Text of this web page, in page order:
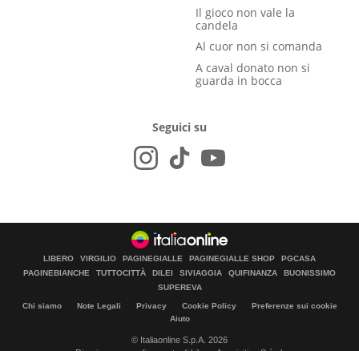
Il gioco non vale la
candela
Al cuor non si comanda
A caval donato non si
guarda in bocca
Seguici su
LIBERO VIRGILIO PAGINEGIALLE PAGINEGIALLE SHOP
PGCASA
PAGINEBIANCHE
TUTTOCITTÀ DILEI SIVIAGGIA QUIFINANZA
BUONISSIMO
SUPEREVA
Chi siamo Note Legali Privacy Cookie Policy
Preferenze sui cookie
Aiuto
© Italiaonline S.p.A. 2026